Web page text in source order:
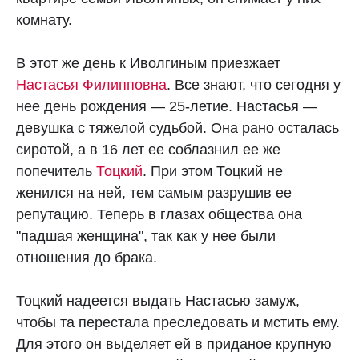
комнату.
В этот же день к Иволгиным приезжает
Настасья Филипповна. Все знают, что сегодня у
нее день рождения — 25-летие. Настасья —
девушка с тяжелой судьбой. Она рано осталась
сиротой, а в 16 лет ее соблазнил ее же
попечитель Тоцкий. При этом Тоцкий не
женился на ней, тем самым разрушив ее
репутацию. Теперь в глазах общества она
"падшая женщина", так как у нее были
отношения до брака.
Тоцкий надеется выдать Настасью замуж,
чтобы та перестала преследовать и мстить ему.
Для этого он выделяет ей в приданое крупную